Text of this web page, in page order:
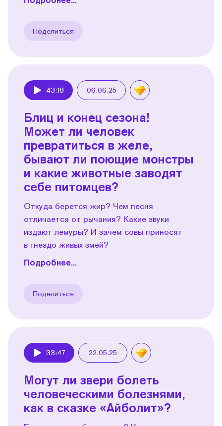
Поделиться
43:18 06.06.25
Блиц и конец сезона!
Может ли человек
превратиться в желе,
бывают ли поющие монстры
и какие животные заводят
себе питомцев?
Откуда берется жир? Чем песня
отличается от рычания? Какие звуки
издают лемуры? И зачем совы приносят
в гнездо живых змей?
Подробнее...
Поделиться
33:47 22.05.25
Могут ли звери болеть
человеческими болезнями,
как в сказке «Айболит»?